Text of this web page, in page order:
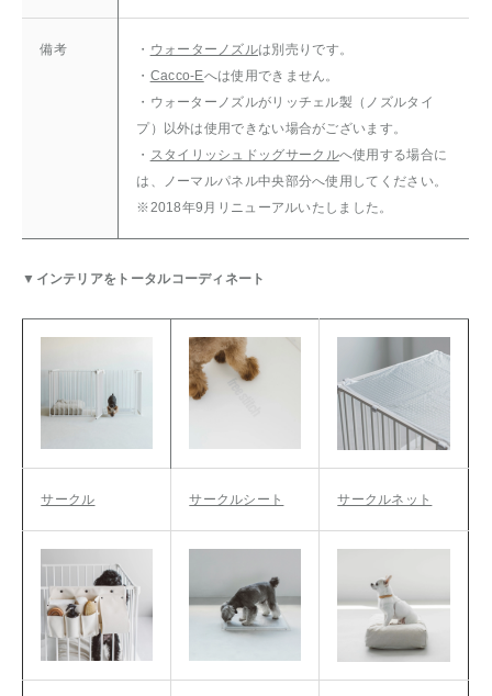
備考 ・ ウォーターノズルは別売りです。
・ Cacco-Eへは使用できません。
・ウォーターノズルがリッチェル製（ノズルタイ
プ）以外は使用できない場合がございます。
・ スタイリッシュドッグサークルへ使用する場合に
は、ノーマルパネル中央部分へ使用してください。
※2018年9月リニューアルいたしました。
▼インテリアをトータルコーディネート
サークル サークルシート サークルネット